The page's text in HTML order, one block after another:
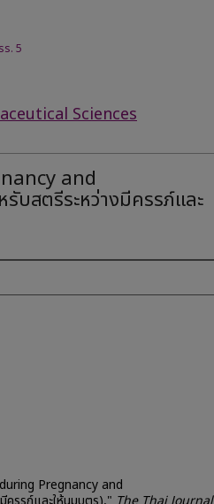
5
Sciences
and
บสตรีระหว่างมีครรภ์และ
Pregnancy and